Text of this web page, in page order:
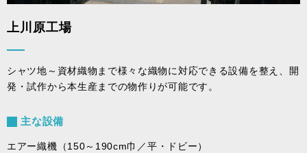
上川原⼯場
シャツ地～資材織物まで様々な織物に対応できる設備を整え、開
発・試作から本生産までの物作りが可能です。
主な設備
エアー織機（150～190cm巾／平・ドビー）